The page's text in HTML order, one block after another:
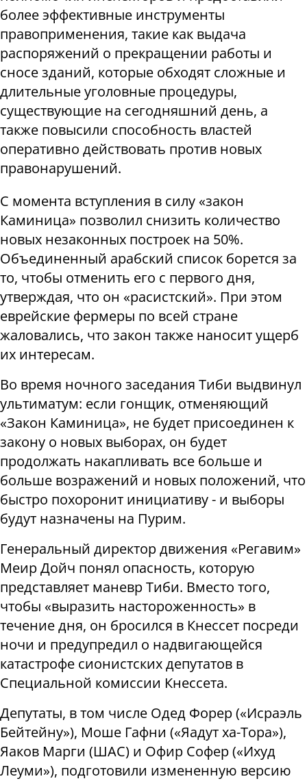
более эффективные инструменты
правоприменения, такие как выдача
распоряжений о прекращении работы и
сносе зданий, которые обходят сложные и
длительные уголовные процедуры,
существующие на сегодняшний день, а
также повысили способность властей
оперативно действовать против новых
правонарушений.
С момента вступления в силу «закон
Каминица» позволил снизить количество
новых незаконных построек на 50%.
Объединенный арабский список борется за
то, чтобы отменить его с первого дня,
утверждая, что он «расистский». При этом
еврейские фермеры по всей стране
жаловались, что закон также наносит ущерб
их интересам.
Во время ночного заседания Тиби выдвинул
ультиматум: если гонщик, отменяющий
«Закон Каминица», не будет присоединен к
закону о новых выборах, он будет
продолжать накапливать все больше и
больше возражений и новых положений, что
быстро похоронит инициативу - и выборы
будут назначены на Пурим.
Генеральный директор движения «Регавим»
Меир Дойч понял опасность, которую
представляет маневр Тиби. Вместо того,
чтобы «выразить настороженность» в
течение дня, он бросился в Кнессет посреди
ночи и предупредил о надвигающейся
катастрофе сионистских депутатов в
Специальной комиссии Кнессета.
Депутаты, в том числе Одед Форер («Исраэль
Бейтейну»), Моше Гафни («Яадут ха-Тора»),
Яаков Марги (ШАС) и Офир Софер («Ихуд
Леуми»), подготовили измененную версию